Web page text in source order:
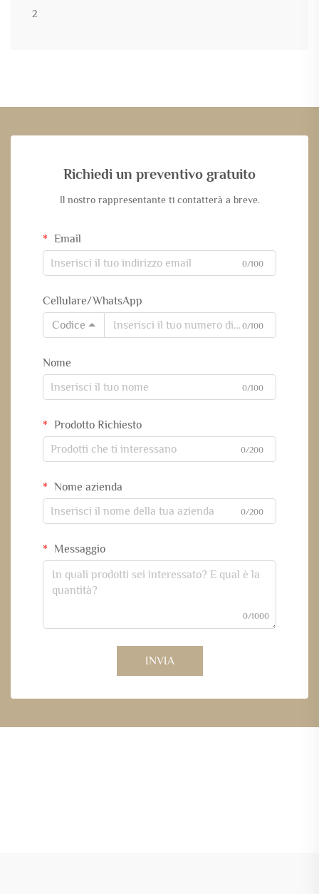
2
Richiedi un preventivo gratuito
Il nostro rappresentante ti contatterà a breve.
Email
0/100
Cellulare/WhatsApp
Codice
0/100
Nome
0/100
Prodotto Richiesto
0/200
Nome azienda
0/200
Messaggio
0/1000
INVIA